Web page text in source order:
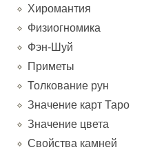
Хиромантия
Физиогномика
Фэн-Шуй
Приметы
Толкование рун
Значение карт Таро
Значение цвета
Свойства камней